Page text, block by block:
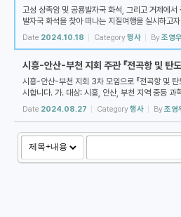
고성 상족암 및 공룡발자국 화석, 그리고 거제에
발자국 화석을 찾아 떠나는 지질여행을 실시하고
사우르스 발자국 화석 산지는 발견자이자 연구를
Date 2024.10.18 Category행사 By조영우
시흥-안산-부천 지회 주관 『전곡항 및 탄
시흥-안산-부천 지회 3차 모임으로 『전곡항 및 탄
시합니다. 가. 대상: 시흥, 안산, 부천 지역 중등 과
1) 일시: 2024. 9. 7.(토) 10:00~15:00 2) 집합
...
Date 2024.08.27 Category행사 By조영